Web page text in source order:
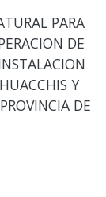
PARA
DE
Y
DE